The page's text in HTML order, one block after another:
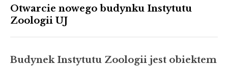
Otwarcie nowego budynku Instytutu
Zoologii UJ
Budynek Instytutu Zoologii jest obiektem